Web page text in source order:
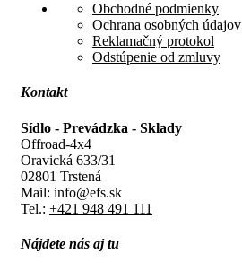
Obchodné podmienky
Ochrana osobných údajov
Reklamačný protokol
Odstúpenie od zmluvy
Kontakt
Sídlo - Prevádzka - Sklady
Offroad-4x4
Oravická 633/31
02801 Trstená
Mail: info@efs.sk
Tel.: +421 948 491 111
Nájdete nás aj tu